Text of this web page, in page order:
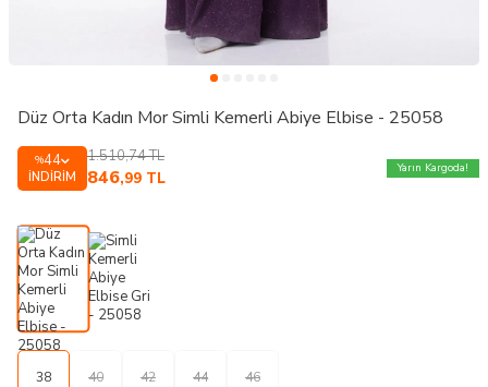
Düz Orta Kadın Mor Simli Kemerli Abiye Elbise - 25058
%44
İNDIRIM
1.510,74TL
846,99 TL
Yarın Kargoda!
38 40 42 44 46